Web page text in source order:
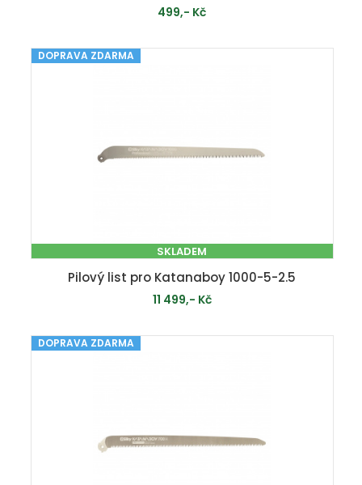
499,- Kč
MOMENTÁLNĚ VYPRODÁNO
DOPRAVA ZDARMA
SKLADEM
Pilový list pro Katanaboy 1000-5-2.5
11 499,- Kč
DOPRAVA ZDARMA